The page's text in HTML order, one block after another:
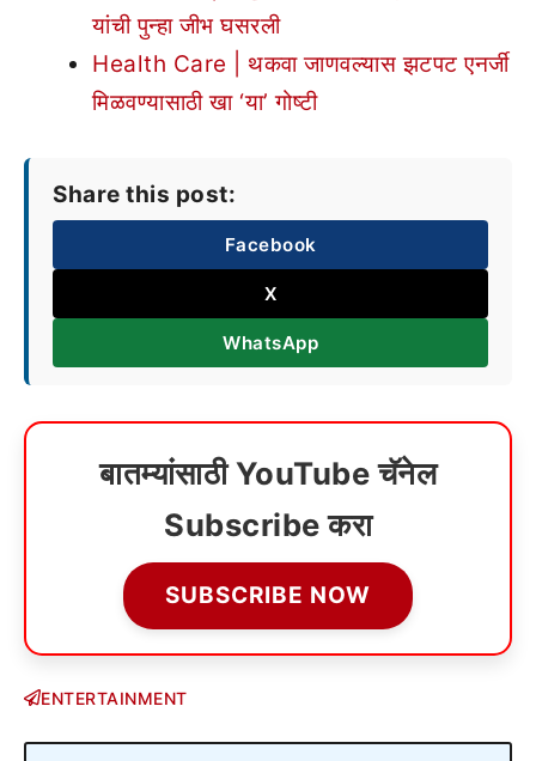
यांची पुन्हा जीभ घसरली
Health Care | थकवा जाणवल्यास झटपट एनर्जी
मिळवण्यासाठी खा ‘या’ गोष्टी
Share this post:
Facebook
X
WhatsApp
बातम्यांसाठी YouTube चॅनेल
Subscribe करा
SUBSCRIBE NOW
ENTERTAINMENT